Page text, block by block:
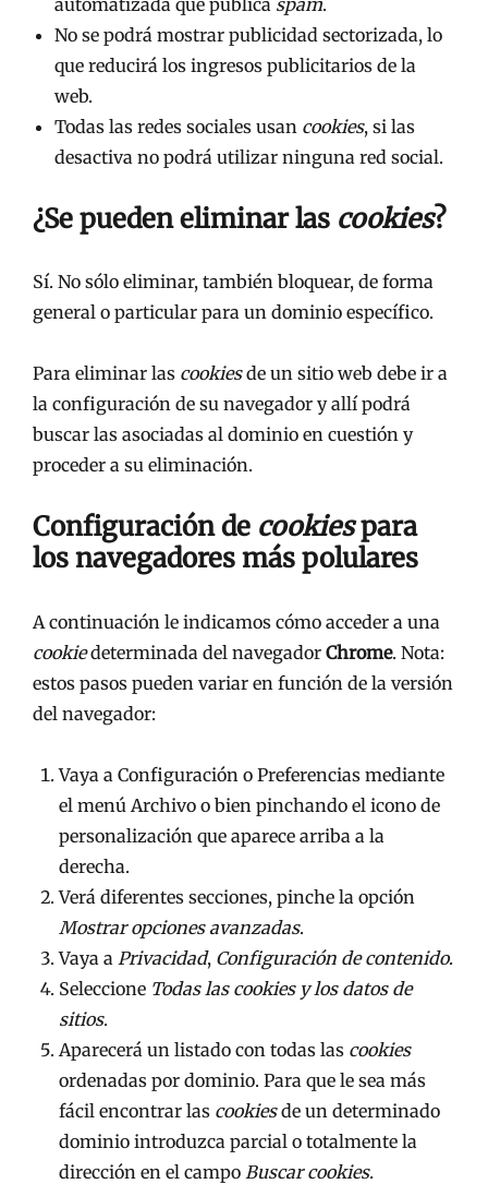
automatizada que publica spam.
No se podrá mostrar publicidad sectorizada, lo
que reducirá los ingresos publicitarios de la
web.
Todas las redes sociales usan cookies, si las
desactiva no podrá utilizar ninguna red social.
¿Se pueden eliminar las cookies?
Sí. No sólo eliminar, también bloquear, de forma
general o particular para un dominio específico.
Para eliminar las cookiesde un sitio web debe ir a
la configuración de su navegador y allí podrá
buscar las asociadas al dominio en cuestión y
proceder a su eliminación.
Configuración de cookiespara
los navegadores más polulares
A continuación le indicamos cómo acceder a una
cookiedeterminada del navegador Chrome. Nota:
estos pasos pueden variar en función de la versión
del navegador:
Vaya a Configuración o Preferencias mediante
el menú Archivo o bien pinchando el icono de
personalización que aparece arriba a la
derecha.
Verá diferentes secciones, pinche la opción
Mostrar opciones avanzadas.
Vaya a Privacidad, Configuración de contenido.
Seleccione Todas las cookiesy los datos de
sitios.
Aparecerá un listado con todas las cookies
ordenadas por dominio. Para que le sea más
fácil encontrar las cookiesde un determinado
dominio introduzca parcial o totalmente la
dirección en el campo Buscar cookies.